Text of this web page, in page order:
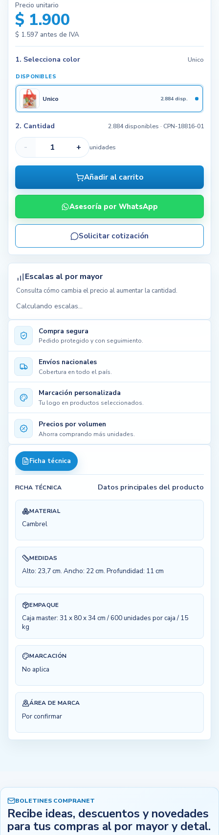
Compra segura
Pedido protegido y con seguimiento.
Envíos nacionales
Cobertura en todo el país.
Marcación personalizada
Tu logo en productos seleccionados.
Precios por volumen
Ahorra comprando más unidades.
Ficha técnica
FICHA TÉCNICA Datos principales del producto
MATERIAL
Cambrel
MEDIDAS
Alto: 23,7 cm. Ancho: 22 cm. Profundidad: 11 cm
EMPAQUE
Caja master: 31 x 80 x 34 cm / 600 unidades por caja / 15
kg
MARCACIÓN
No aplica
ÁREA DE MARCA
Por confirmar
Precio unitario
$ 1.900
$ 1.597antes de IVA
1. Selecciona color Unico
DISPONIBLES
Unico 2.884 disp.
2. Cantidad 2.884 disponibles · CPN-18816-01
- + unidades
Añadir al carrito
Asesoría por WhatsApp
Solicitar cotización
Escalas al por mayor
Consulta cómo cambia el precio al aumentar la cantidad.
Calculando escalas...
BOLETINES COMPRANET
Recibe ideas, descuentos y novedades
para tus compras al por mayor y detal.